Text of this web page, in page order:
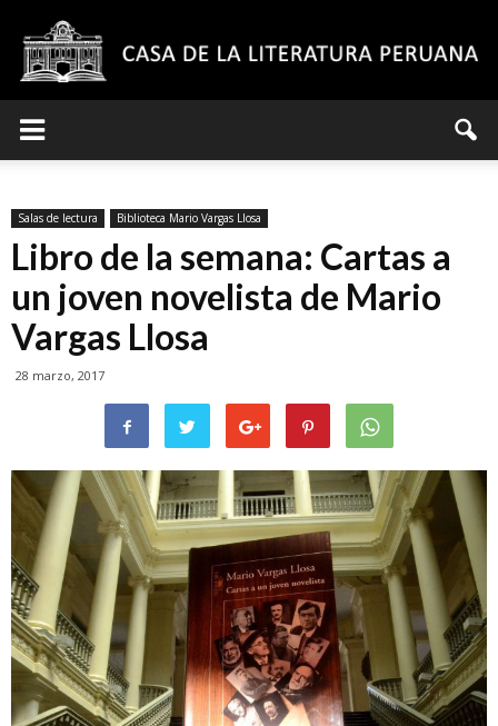
Literatura
Peruana
Salas de lectura Biblioteca Mario Vargas Llosa
Libro de la semana: Cartas a
un joven novelista de Mario
Vargas Llosa
28 marzo, 2017